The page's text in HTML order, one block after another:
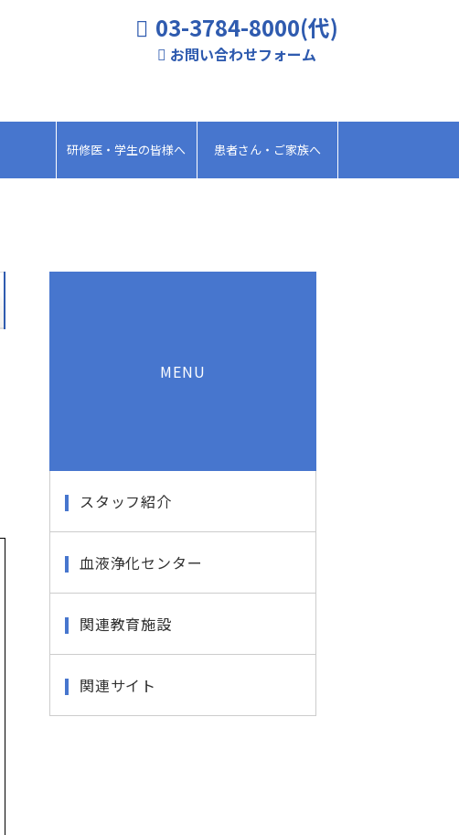
03-3784-8000(代)
お問い合わせフォーム
研修医・学生の皆様へ 患者さん・ご家族へ
MENU
スタッフ紹介
血液浄化センター
関連教育施設
関連サイト